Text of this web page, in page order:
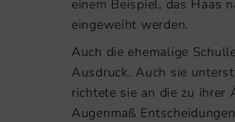
einem Beispiel, das Haas
eingeweiht werden.
Auch die ehemalige
Ausdruck. Auch sie
richtete sie an die zu ihrer
Augenmaß